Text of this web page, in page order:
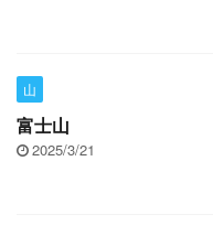
山
富士山
2025/3/21